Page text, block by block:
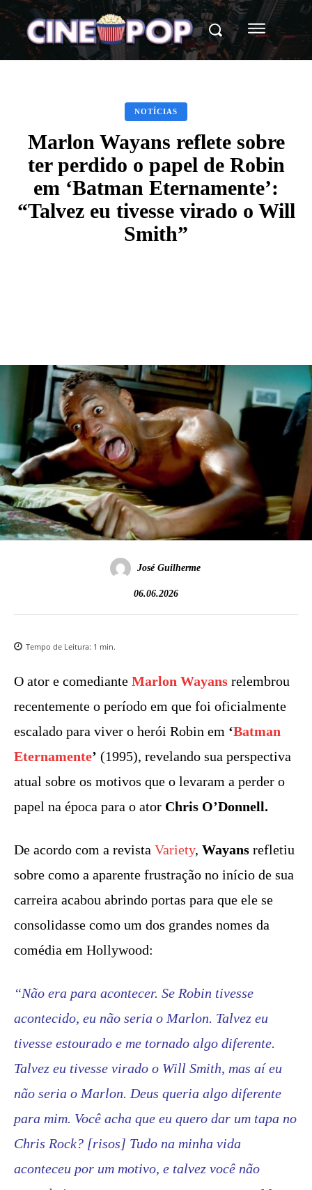
NOTÍCIAS
Marlon Wayans reflete sobre
ter perdido o papel de Robin
em ‘Batman Eternamente’:
“Talvez eu tivesse virado o Will
Smith”
José Guilherme
06.06.2026
Tempo de Leitura: 1 min.
O ator e comediante Marlon Wayans relembrou
recentemente o período em que foi oficialmente
escalado para viver o herói Robin em ‘Batman
Eternamente’ (1995), revelando sua perspectiva
atual sobre os motivos que o levaram a perder o
papel na época para o ator Chris O’Donnell.
De acordo com a revista Variety, Wayans refletiu
sobre como a aparente frustração no início de sua
carreira acabou abrindo portas para que ele se
consolidasse como um dos grandes nomes da
comédia em Hollywood:
“Não era para acontecer. Se Robin tivesse
acontecido, eu não seria o Marlon. Talvez eu
tivesse estourado e me tornado algo diferente.
Talvez eu tivesse virado o Will Smith, mas aí eu
não seria o Marlon. Deus queria algo diferente
para mim. Você acha que eu quero dar um tapa no
Chris Rock? [risos] Tudo na minha vida
aconteceu por um motivo, e talvez você não